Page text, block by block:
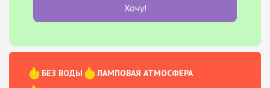
Хочу!
БЕЗ ВОДЫ
ЛАМПОВАЯ АТМОСФЕРА